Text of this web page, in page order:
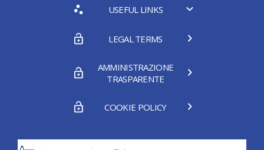
USEFUL LINKS
LEGAL TERMS
AMMINISTRAZIONE
TRASPARENTE
COOKIE POLICY